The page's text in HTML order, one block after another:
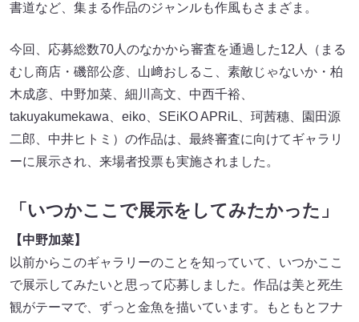
書道など、集まる作品のジャンルも作風もさまざま。
今回、応募総数70人のなかから審査を通過した12人（まる
むし商店・磯部公彦、山﨑おしるこ、素敵じゃないか・柏
木成彦、中野加菜、細川高文、中西千裕、
takuyakumekawa、eiko、SEiKO APRiL、珂茜穗、園田源
二郎、中井ヒトミ）の作品は、最終審査に向けてギャラリ
ーに展示され、来場者投票も実施されました。
「いつかここで展示をしてみたかった」
【中野加菜】
以前からこのギャラリーのことを知っていて、いつかここ
で展示してみたいと思って応募しました。作品は美と死生
観がテーマで、ずっと金魚を描いています。もともとフナ